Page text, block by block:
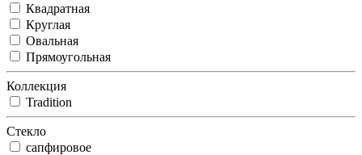
Квадратная
Круглая
Овальная
Прямоугольная
Коллекция
Tradition
Стекло
сапфировое